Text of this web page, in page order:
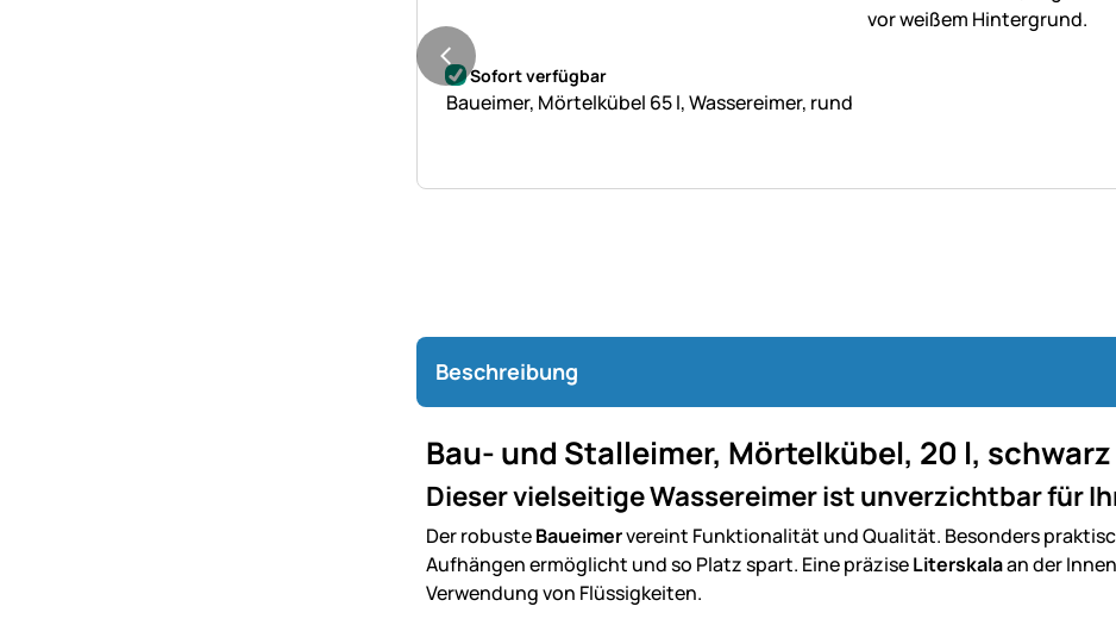
Noch keine Bewertungen abgegeben
Sofort verfügbar
Baueimer, Mörtelkübel 65 l, Wassereimer, rund
Beschreibung
Bau- und Stalleimer, Mörtelkübel, 20 l, schwarz
Dieser vielseitige Wassereimer ist unverzichtbar für
Der robusteBaueimervereint Funktionalität und Qualität. Besonders
Aufhängen ermöglicht und so Platz spart. Eine präziseLiterskalaan der
Verwendung von Flüssigkeiten.